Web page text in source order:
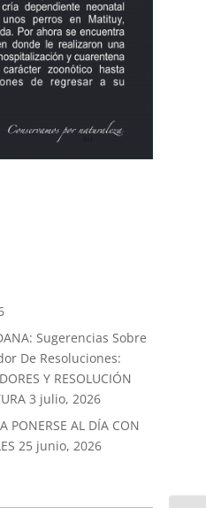
Sugerencias Sobre
De Resoluciones:
Y RESOLUCIÓN
3 julio, 2026
PONERSE AL DÍA CON
25 junio, 2026